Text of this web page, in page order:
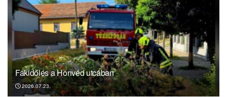
Fakidőlés a Honvéd utcában
2026.07.23.